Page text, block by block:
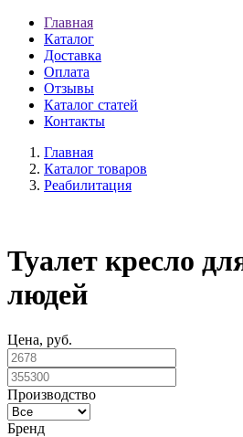
Главная
Каталог
Доставка
Оплата
Отзывы
Каталог статей
Контакты
Главная
Каталог товаров
Реабилитация
Туалет кресло
людей
Цена, руб.
Производство
Бренд